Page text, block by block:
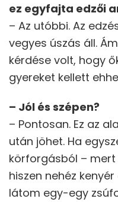
ez egyfajta edzői
– Az utóbbi. Az
vegyes úszás áll.
kérdése volt, hogy
gyereket kellett
– Jól és szépen?
– Pontosan. Ez az
után jöhet. Ha
körforgásból – mert
hiszen nehéz
látom egy-egy